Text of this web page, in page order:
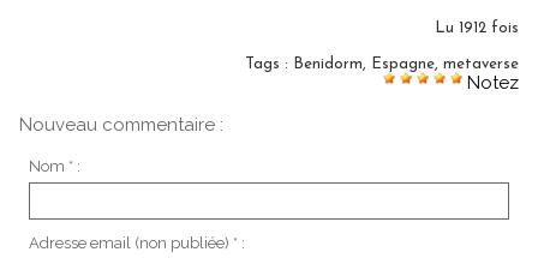
Lu 1912 fois
Tags : Benidorm Espagne metaverse
Notez
Nouveau commentaire :
Nom * :
Adresse email (non publiée) * :